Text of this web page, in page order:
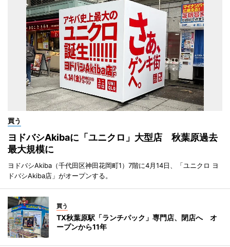
買う
ヨドバシAkibaに「ユニクロ」大型店 秋葉原過去
最大規模に
ヨドバシAkiba（千代田区神田花岡町1）7階に4月14日、「ユニクロ ヨ
ドバシAkiba店」がオープンする。
買う
TX秋葉原駅「ランチパック」専門店、閉店へ オ
ープンから11年